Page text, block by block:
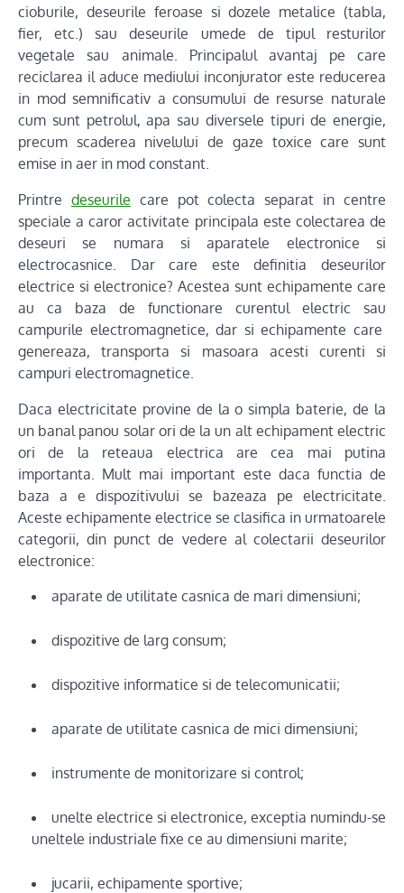
cioburile, deseurile feroase si dozele metalice (tabla,
fier, etc.) sau deseurile umede de tipul resturilor
vegetale sau animale. Principalul avantaj pe care
reciclarea il aduce mediului inconjurator este reducerea
in mod semnificativ a consumului de resurse naturale
cum sunt petrolul, apa sau diversele tipuri de energie,
precum scaderea nivelului de gaze toxice care sunt
emise in aer in mod constant.
Printre deseurile care pot colecta separat in centre
speciale a caror activitate principala este colectarea de
deseuri se numara si aparatele electronice si
electrocasnice. Dar care este definitia deseurilor
electrice si electronice? Acestea sunt echipamente care
au ca baza de functionare curentul electric sau
campurile electromagnetice, dar si echipamente care
genereaza, transporta si masoara acesti curenti si
campuri electromagnetice.
Daca electricitate provine de la o simpla baterie, de la
un banal panou solar ori de la un alt echipament electric
ori de la reteaua electrica are cea mai putina
importanta. Mult mai important este daca functia de
baza a e dispozitivului se bazeaza pe electricitate.
Aceste echipamente electrice se clasifica in urmatoarele
categorii, din punct de vedere al colectarii deseurilor
electronice:
aparate de utilitate casnica de mari dimensiuni;
dispozitive de larg consum;
dispozitive informatice si de telecomunicatii;
aparate de utilitate casnica de mici dimensiuni;
instrumente de monitorizare si control;
unelte electrice si electronice, exceptia numindu-se
uneltele industriale fixe ce au dimensiuni marite;
jucarii, echipamente sportive;